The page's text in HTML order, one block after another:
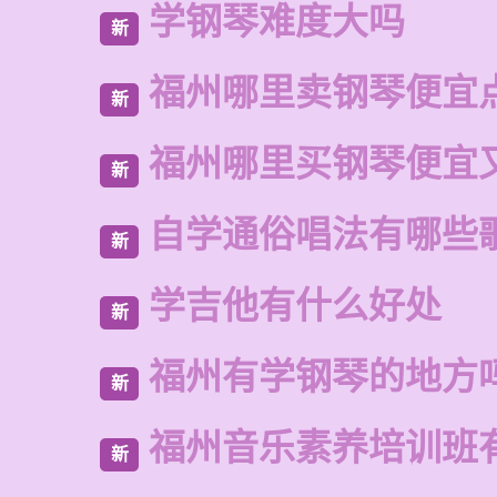
新 学钢琴难度大吗
新 福州哪里卖钢琴便宜
新 福州哪里买钢琴便宜
新 自学通俗唱法有哪些
新 学吉他有什么好处
新 福州有学钢琴的地方
新 福州音乐素养培训班